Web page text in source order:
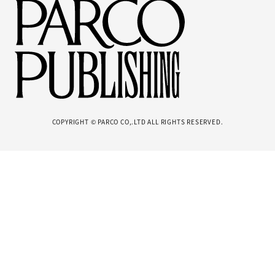
COPYRIGHT © PARCO CO,.LTD ALL RIGHTS RESERVED.